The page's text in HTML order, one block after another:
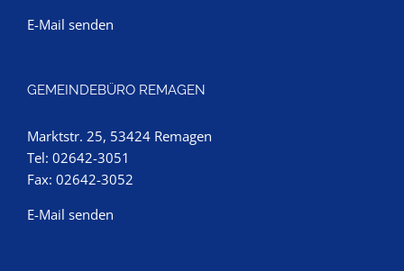
E-Mail senden
GEMEINDEBÜRO REMAGEN
Marktstr. 25, 53424 Remagen
Tel: 02642-3051
Fax: 02642-3052
E-Mail senden